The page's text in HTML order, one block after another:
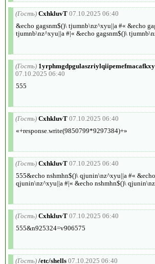
(Гость) CxhkluvT 07.10.2025 06:40
&echo gagsnm$()\ tjumnb\nz^xyu||a #« &echo
tjumnb\nz^xyu||a #|« &echo gagsnm$()\
(Гость)
07.10.2025 06:40
555
(Гость) CxhkluvT 07.10.2025 06:40
«+response.write(9850799*9297384)+»
(Гость) CxhkluvT 07.10.2025 06:40
555&echo nshmhn$()\ qjunin\nz^xyu||a #«
qjunin\nz^xyu||a #|« &echo nshmhn$()\
(Гость) CxhkluvT 07.10.2025 06:40
555&n925324=v906575
(Гость) /etc/shells 07.10.2025 06:40